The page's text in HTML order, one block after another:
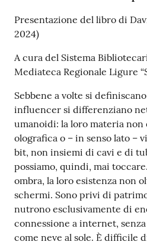
Presentazione del libro di
2024)
A cura del Sistema
Mediateca Regionale Ligure
Sebbene a volte si
influencer si differenziano
umanoidi: la loro materia non
olografica o – in senso lato –
bit, non insiemi di cavi e di
possiamo, quindi, mai
ombra, la loro esistenza non
schermi. Sono privi di
nutrono esclusivamente di
connessione a internet,
come neve al sole. È difficile